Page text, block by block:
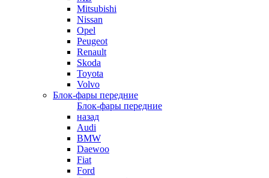
Mitsubishi
Nissan
Opel
Peugeot
Renault
Skoda
Toyota
Volvo
Блок-фары передние
Блок-фары передние
назад
Audi
BMW
Daewoo
Fiat
Ford